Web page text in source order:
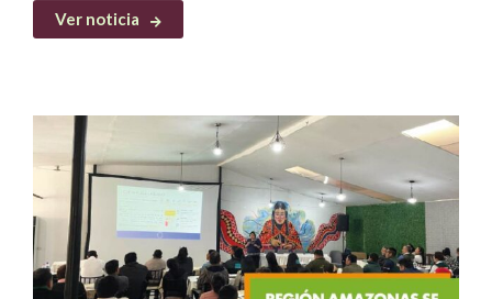
Ver noticia